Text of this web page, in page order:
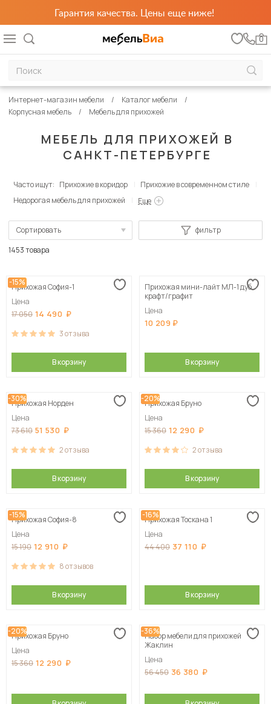
Гарантия качества. Цены еще ниже!
0
МЕБЕЛЬ ДЛЯ ПРИХОЖЕЙ В
САНКТ-ПЕТЕРБУРГЕ
Интернет-магазин мебели
Каталог мебели
Корпусная мебель
Мебель для прихожей
Часто ищут: Прихожие в коридор
Прихожие в современном стиле
Недорогая мебель для прихожей
Еще
Сортировать
Сначала дорогие
фильтр
1453 товара
-15%
Прихожая София-1
Цена
17 050 14 490
3отзыва
В корзину
Прихожая мини-лайт МЛ-1 дуб
крафт/графит
Цена
10 209
В корзину
-30%
Прихожая Норден
Цена
73 610 51 530
2отзыва
В корзину
-20%
Прихожая Бруно
Цена
15 360 12 290
2отзыва
В корзину
-15%
Прихожая София-8
Цена
15 190 12 910
8отзывов
В корзину
-16%
Прихожая Тоскана 1
Цена
44 400 37 110
В корзину
-20%
Прихожая Бруно
Цена
15 360 12 290
-36%
Набор мебели для прихожей
Жаклин
Цена
56 450 36 380